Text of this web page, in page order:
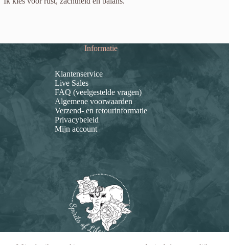
Informatie
Klantenservice
Live Sales
FAQ (veelgestelde vragen)
Algemene voorwaarden
Verzend- en retourinformatie
Privacybeleid
Mijn account